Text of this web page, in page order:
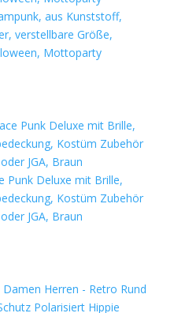
aus Kunststoff,
verstellbare Größe,
Mottoparty
Punk Deluxe mit Brille,
Kostüm Zubehör
JGA, Braun